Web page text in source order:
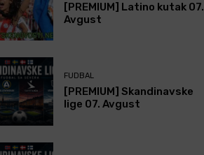
[PREMIUM] Latino kutak 07.
Avgust
FUDBAL
[PREMIUM] Skandinavske
lige 07. Avgust